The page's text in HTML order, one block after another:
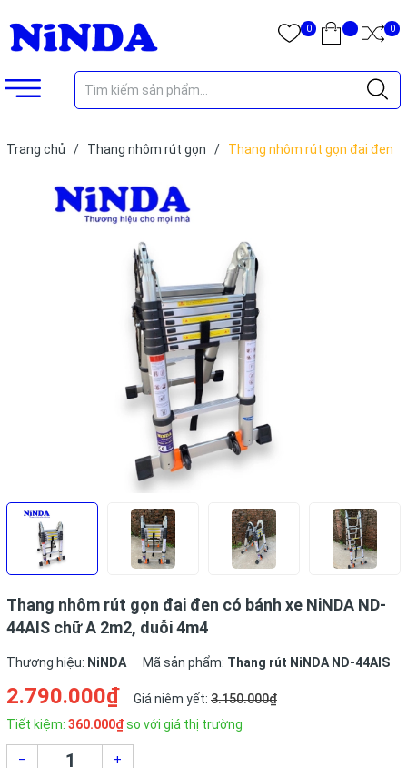
0 0
Trang chủ / Thang nhôm rút gọn /
Thang nhôm rút gọn đai đen
Thang nhôm rút gọn đai đen có bánh xe NiNDA ND-
44AIS chữ A 2m2, duỗi 4m4
Thương hiệu: NiNDA Mã sản phẩm: Thang rút NiNDA ND-44AIS
2.790.000₫ Giá niêm yết: 3.150.000₫
Tiết kiệm: 360.000₫so với giá thị trường
– +